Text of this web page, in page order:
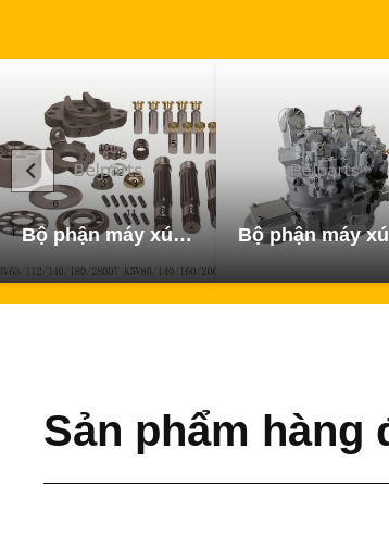
Bộ phận máy xúc thủy lực
Sản phẩm hàng